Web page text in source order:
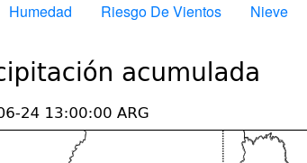
Humedad Riesgo De Vientos Nieve